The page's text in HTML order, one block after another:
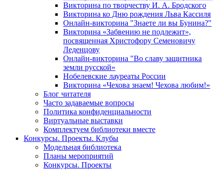
Викторина по творчеству И. А. Бродского
Викторина ко Дню рождения Льва Кассиля
Онлайн-викторина "Знаете ли вы Бунина?"
Викторина «Забвению не подлежит»,
посвященная Христофору Семеновичу
Леденцову
Онлайн-викторина "Во славу защитника
земли русской»
Нобелевские лауреаты России
Викторина «Чехова знаем! Чехова любим!»
Блог читателя
Часто задаваемые вопросы
Политика конфиденциальности
Виртуальные выставки
Комплектуем библиотеки вместе
Конкурсы. Проекты. Клубы
Модельная библиотека
Планы мероприятий
Конкурсы. Проекты